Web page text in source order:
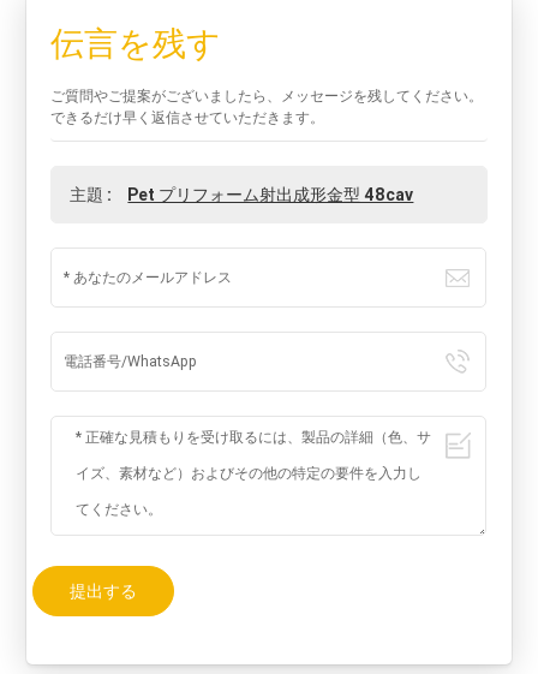
伝言を残す
ご質問やご提案がございましたら、メッセージを残してください。
できるだけ早く返信させていただきます。
主題 : Pet プリフォーム射出成形金型 48cav
提出する